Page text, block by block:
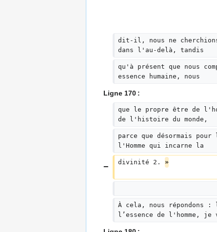
dit-il, nous ne
dans l'au-delà, tandis
qu'à présent que nous
essence humaine, nous
Ligne 170 :
que le propre être de
de l'histoire du monde,
parce que désormais
l'Homme qui incarne la
divinité 2. »
À cela, nous répondons
l’essence de l'homme, je